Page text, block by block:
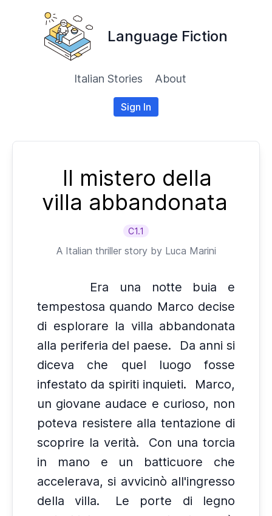
Language Fiction
Italian Stories About
Sign In
Il mistero della
villa abbandonata
C1.1
A Italian thriller story by Luca Marini
Era una notte buia e
tempestosa quando Marco decise
di esplorare la villa abbandonata
alla periferia del paese.
Da anni si
diceva che quel luogo fosse
infestato da spiriti inquieti.
Marco,
un giovane audace e curioso, non
poteva resistere alla tentazione di
scoprire la verità.
Con una torcia
in mano e un batticuore che
accelerava, si avvicinò all'ingresso
della villa.
Le porte di legno